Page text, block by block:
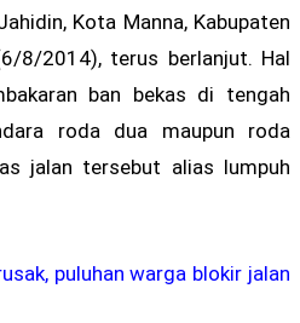
Kota Manna, Kabupaten
8/2014), terus berlanjut. Hal
ban bekas di tengah
roda dua maupun roda
jalan tersebut alias lumpuh
puluhan warga blokir jalan